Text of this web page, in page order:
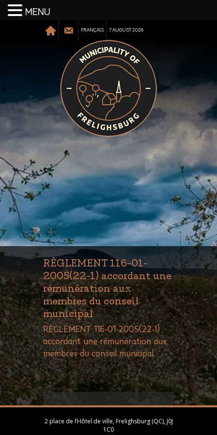
FRANÇAIS 7 AUGUST 2026
RÈGLEMENT 116-01-
2005(22-1) accordant une
rémunération aux
membres du conseil
municipal
RÈGLEMENT 116-01-2005(22-1)
accordant une rémunération aux
membres du conseil municipal
2 place de l’Hôtel de ville, Frelighsburg (QC), J0J
1C0
MENU